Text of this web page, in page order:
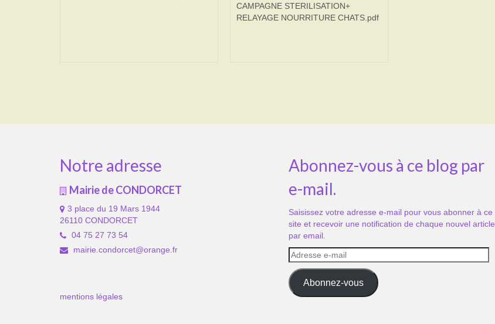
CAMPAGNE STERILISATION+
RELAYAGE NOURRITURE CHATS.pdf
Notre adresse
Mairie de CONDORCET
3 place du 19 Mars 1944
26110 CONDORCET
04 75 27 73 54
mairie.condorcet@orange.fr
mentions légales
Abonnez-vous à ce blog par
e-mail.
Saisissez votre adresse e-mail pour vous abonner à ce
site et recevoir une notification de chaque nouvel article
par email.
Adresse
e-
mail
Abonnez-vous